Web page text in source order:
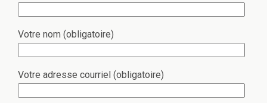
Votre nom (obligatoire)
Votre adresse courriel (obligatoire)